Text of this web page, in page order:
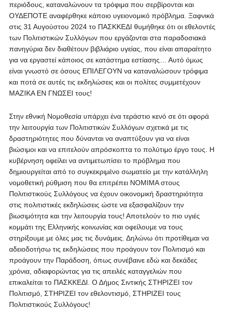
περιόδους, καταναλώνουν τα τρόφιμα που σερβίρονται και
ΟΥΔΕΠΟΤΕ αναφέρθηκε κάποιο υγειονομικό πρόβλημα. Ξαφνικά
στις 31 Αυγούστου 2024 το ΠΑΣΚΚΕΔΙ θυμήθηκε ότι οι εθελοντές
των Πολιτιστικών Συλλόγων που εργάζονται στα παραδοσιακά
πανηγύρια δεν διαθέτουν βιβλιάριο υγείας, που είναι απαραίτητο
για να εργαστεί κάποιος σε κατάστημα εστίασης… Αυτό όμως
είναι γνωστό σε όσους ΕΠΙΛΕΓΟΥΝ να καταναλώσουν τρόφιμα
και ποτά σε αυτές τις εκδηλώσεις και οι πολίτες συμμετέχουν
ΜΑΖΙΚΑ ΕΝ ΓΝΩΣΕΙ τους!
Στην εθνική Νομοθεσία υπάρχει ένα τεράστιο κενό σε ότι αφορά
την λειτουργία των Πολιτιστικών Συλλόγων σχετικά με τις
δραστηριότητες που δύνανται να αναπτύξουν για να είναι
βιώσιμοι και να επιτελούν απρόσκοπτα το πολύτιμο έργο τους. Η
κυβέρνηση οφείλει να αντιμετωπίσει το πρόβλημα που
δημιουργείται από το συγκεκριμένο σωματείο με την κατάλληλη
νομοθετική ρύθμιση που θα επιτρέπει ΝΟΜΙΜΑ στους
Πολιτιστικούς Συλλόγους να έχουν οικονομική δραστηριότητα
στις πολιτιστικές εκδηλώσεις ώστε να εξασφαλίζουν την
βιωσιμότητα και την λειτουργία τους! Αποτελούν το πιο υγιές
κομμάτι της Ελληνικής κοινωνίας και οφείλουμε να τους
στηρίξουμε με όλες μας τις δυνάμεις. Δηλώνω ότι προτίθεμαι να
αδειοδοτήσω τις εκδηλώσεις που προάγουν τον Πολιτισμό και
προάγουν την Παράδοση, όπως συνέβαινε εδώ και δεκάδες
χρόνια, αδιαφορώντας για τις απειλές καταγγελιών που
επικαλείται το ΠΑΣΚΚΕΔΙ. Ο Δήμος Σιντικής ΣΤΗΡΙΖΕΙ τον
Πολιτισμό, ΣΤΗΡΙΖΕΙ τον εθελοντισμό, ΣΤΗΡΙΖΕΙ τους
Πολιτιστικούς Συλλόγους!